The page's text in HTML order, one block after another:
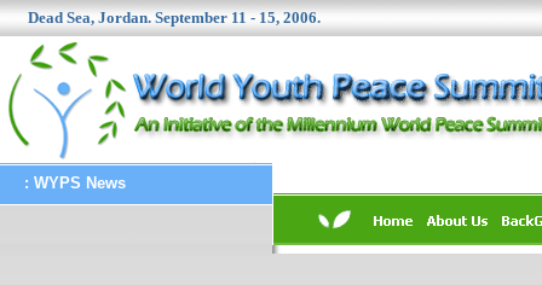
Dead Sea, Jordan. September 11 - 15, 2006.
: WYPS News